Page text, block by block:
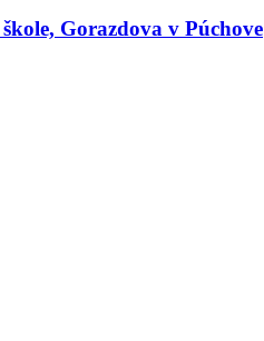
Gorazdova v Púchove